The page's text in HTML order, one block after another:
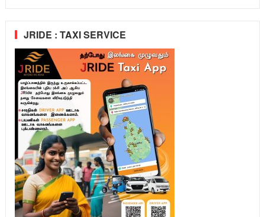
JRIDE : TAXI SERVICE